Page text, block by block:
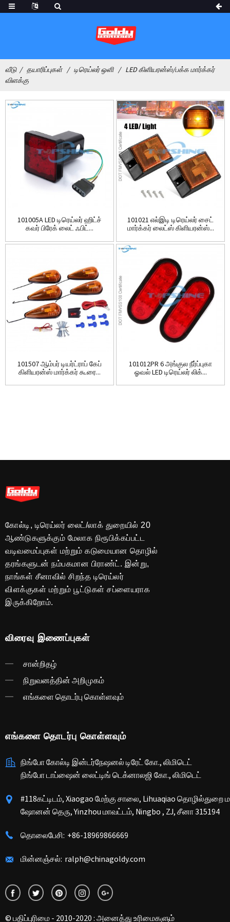
வீடு தயாரிப்புகள் டிரெய்லர் ஒளி
LED கிளியரன்ஸ்/பக்க மார்க்கர்
விளக்கு
101005A LED டிரெய்லர் ஹிட்ச்
கவர் பிரேக் லைட் ஃபிட்...
101021 எல்இடி டிரெய்லர் சைட்
மார்க்கர் லைட்ஸ் கிளியரன்ஸ்...
101507 ஆம்பர் டியர்ட்ராப் கேப்
கிளியரன்ஸ் மார்க்கர் கூரை...
101012PR 6 அங்குல நீர்ப்புகா
ஓவல் LED டிரெய்லர் லிக்...
கோல்டி, டிரெய்லர் லைட்/லாக் துறையில் 20
ஆண்டுகளுக்கும் மேலாக நிரூபிக்கப்பட்ட
வடிவமைப்புகள் மற்றும் கடுமையான தொழில்
தரங்களுடன் நம்பகமான பிராண்ட். இன்று,
நாங்கள் சீனாவில் சிறந்த டிரெய்லர்
விளக்குகள் மற்றும் பூட்டுகள் சப்ளையராக
இருக்கிறோம்.
விரைவு இணைப்புகள்
சான்றிதழ்
நிறுவனத்தின் அறிமுகம்
எங்களை தொடர்பு கொள்ளவும்
எங்களை தொடர்பு கொள்ளவும்
நிங்போ கோல்டி இன்டர்நேஷனல் டிரேட் கோ., லிமிடெட்
நிங்போ டாப்ஷைன் லைட்டிங் டெக்னாலஜி கோ., லிமிடெட்
#118கட்டிடம், Xiaogao மேற்கு சாலை, Lihuaqiao
ஷோனன் தெரு, Yinzhou மாவட்டம், Ningbo , ZJ, சீனா 315194
தொலைபேசி: +86-18969866669
மின்னஞ்சல்: ralph@chinagoldy.com
© பதிப்புரிமை - 2010-2020 : அனைத்து உரிமைகளும்